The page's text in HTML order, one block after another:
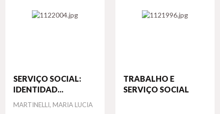
SERVIÇO SOCIAL:
IDENTIDAD...
Autor
MARTINELLI, MARIA LUCIA
TRABALHO E
SERVIÇO SOCIAL